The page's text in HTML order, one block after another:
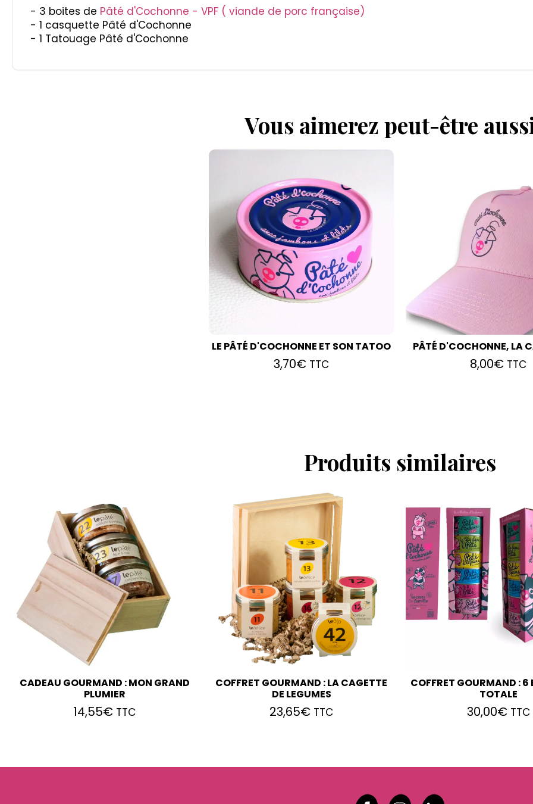
- 3 boites de Pâté d'Cochonne - VPF ( viande de porc française)
- 1 casquette Pâté d'Cochonne
- 1 Tatouage Pâté d'Cochonne
Vous aimerez peut-être
LE PÂTÉ D'COCHONNE ET SON TATOO
3,70€ TTC
PÂTÉ D'COCHONNE, LA
8,00€ TTC
Produits similaires
CADEAU GOURMAND : MON GRAND
PLUMIER
14,55€ TTC
COFFRET GOURMAND : LA CAGETTE
DE LEGUMES
23,65€ TTC
COFFRET GOURMAND : 6
TOTALE
30,00€ TTC